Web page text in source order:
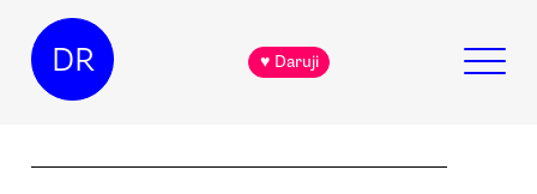
DR ♥ Daruji